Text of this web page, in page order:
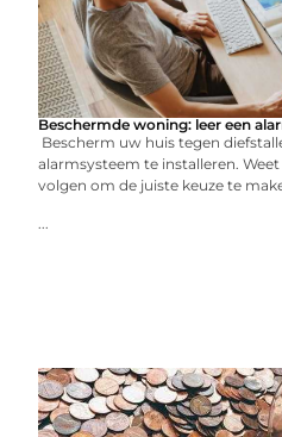
Beschermde woning: leer een
Bescherm uw huis tegen
alarmsysteem te installeren.
volgen om de juiste keuze te
...